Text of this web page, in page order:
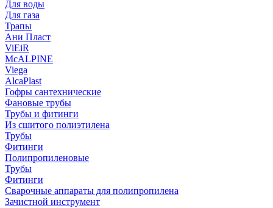
Для воды
Для газа
Трапы
Ани Пласт
ViEiR
McALPINE
Viega
AlcaPlast
Гофры сантехнические
Фановые трубы
Трубы и фитинги
Из сшитого полиэтилена
Трубы
Фитинги
Полипропиленовые
Трубы
Фитинги
Сварочные аппараты для полипропилена
Зачистной инструмент